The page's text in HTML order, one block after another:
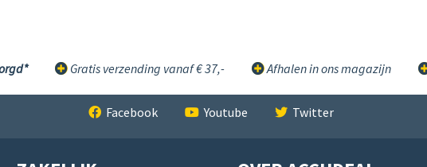
Gratis verzending vanaf € 37,- Afhalen in ons magazijn
Facebook Youtube Twitter